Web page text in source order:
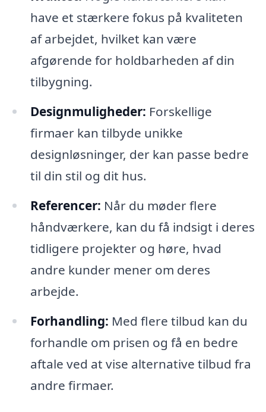
have et stærkere fokus på kvaliteten
af arbejdet, hvilket kan være
afgørende for holdbarheden af din
tilbygning.
Designmuligheder: Forskellige
firmaer kan tilbyde unikke
designløsninger, der kan passe bedre
til din stil og dit hus.
Referencer: Når du møder flere
håndværkere, kan du få indsigt i deres
tidligere projekter og høre, hvad
andre kunder mener om deres
arbejde.
Forhandling: Med flere tilbud kan du
forhandle om prisen og få en bedre
aftale ved at vise alternative tilbud fra
andre firmaer.